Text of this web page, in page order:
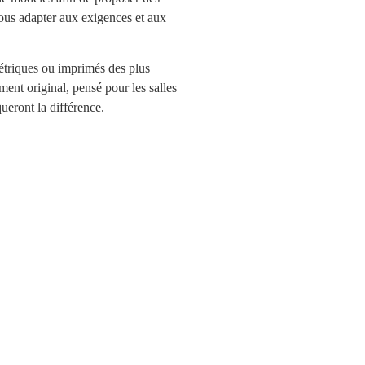
adapter aux exigences et aux
ou imprimés des plus
original, pensé pour les salles
la différence.